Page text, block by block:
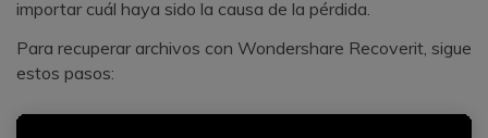
importar cuál haya sido la causa de la pérdida.
Para recuperar archivos con Wondershare Recoverit, sigue
estos pasos: